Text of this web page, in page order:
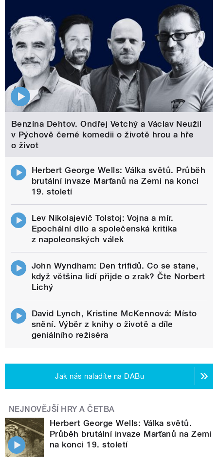
Benzína Dehtov. Ondřej Vetchý a Václav Neužil
v Pýchově černé komedii o životě hrou a hře
o život
Herbert George Wells: Válka světů. Průběh
brutální invaze Marťanů na Zemi na konci
19. století
Lev Nikolajevič Tolstoj: Vojna a mír.
Epochální dílo a společenská kritika
z napoleonských válek
John Wyndham: Den trifidů. Co se stane,
když většina lidí přijde o zrak? Čte Norbert
Lichý
David Lynch, Kristine McKennová: Místo
snění. Výběr z knihy o životě a díle
geniálního režiséra
Jak nás naladíte na DABu
NEJNOVĚJŠÍ HRY A ČETBA
Herbert George Wells: Válka světů.
Průběh brutální invaze Marťanů na Zemi
na konci 19. století